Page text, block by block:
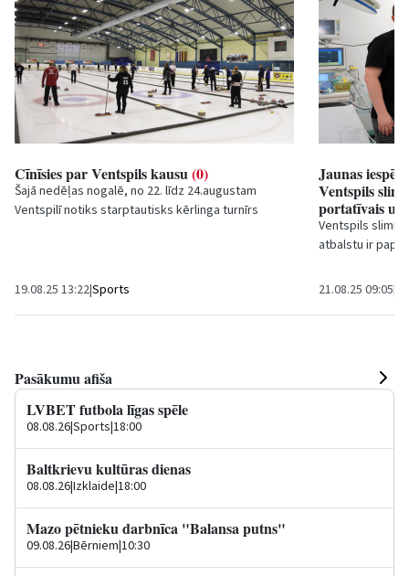
Cīnīsies par Ventspils kausu(0)
Šajā nedēļas nogalē, no 22. līdz 24.augustam
Ventspilī notiks starptautisks kērlinga turnīrs
19.08.25 13:22|Sports
Jaunas
Ventspils
portatīvais
Ventspils
atbalstu ir
21.08.25 09:05|
Pasākumu afiša
LVBET futbola līgas spēle
08.08.26|Sports|18:00
Baltkrievu kultūras dienas
08.08.26|Izklaide|18:00
Mazo pētnieku darbnīca "Balansa putns"
09.08.26|Bērniem|10:30